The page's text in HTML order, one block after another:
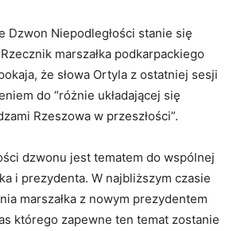
Dzwon Niepodległości stanie się
marszałka podkarpackiego
że słowa Ortyla z ostatniej sesji
do “różnie układającej się
Rzeszowa w przeszłości”.
dzwonu jest tematem do wspólnej
i prezydenta. W najbliższym czasie
marszałka z nowym prezydentem
którego zapewne ten temat zostanie